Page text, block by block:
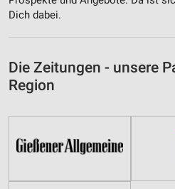
Dich dabei.
Die Zeitungen - unsere
Region